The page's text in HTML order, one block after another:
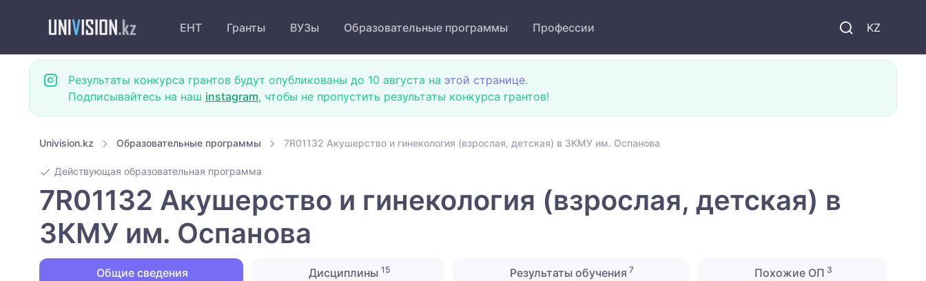
KZ
ЕНТ Гранты ВУЗы Образовательные программы Профессии
Результаты конкурса грантов будут опубликованы до 10 августа на этой странице.
Подписывайтесь на наш instagram, чтобы не пропустить результаты конкурса грантов!
Univision.kz Образовательные программы 7R01132 Акушерство и гинекология (взрослая, детская) в ЗКМУ им. Оспанова
Действующая образовательная программа
7R01132 Акушерство и гинекология (взрослая, детская) в
ЗКМУ им. Оспанова
Общие сведения Дисциплины 15 Результаты обучения 7 Похожие ОП 3